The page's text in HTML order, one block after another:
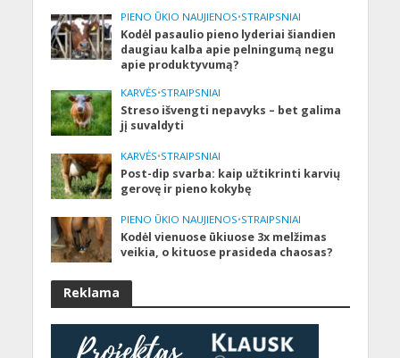
PIENO ŪKIO NAUJIENOS•STRAIPSNIAI
Kodėl pasaulio pieno lyderiai šiandien
daugiau kalba apie pelningumą negu
apie produktyvumą?
KARVĖS•STRAIPSNIAI
Streso išvengti nepavyks – bet galima
jį suvaldyti
KARVĖS•STRAIPSNIAI
Post-dip svarba: kaip užtikrinti karvių
gerovę ir pieno kokybę
PIENO ŪKIO NAUJIENOS•STRAIPSNIAI
Kodėl vienuose ūkiuose 3x melžimas
veikia, o kituose prasideda chaosas?
Reklama